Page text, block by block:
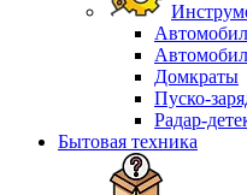
Домкраты
Пуско-
Радар-
Бытовая техника